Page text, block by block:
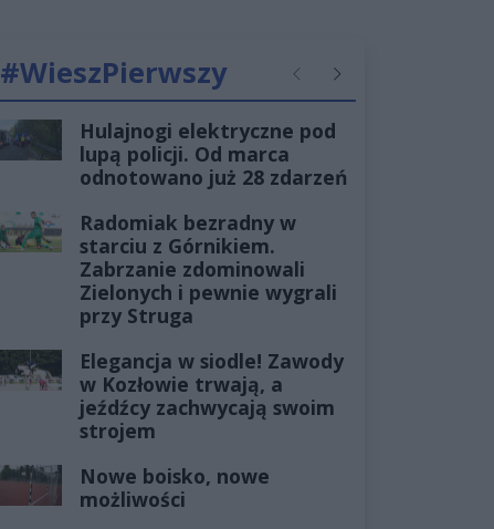
#WieszPierwszy PoprzednieNastępne
Hulajnogi elektryczne pod
lupą policji. Od marca
odnotowano już 28 zdarzeń
Radomiak bezradny w
starciu z Górnikiem.
Zabrzanie zdominowali
Zielonych i pewnie wygrali
przy Struga
Elegancja w siodle! Zawody
w Kozłowie trwają, a
jeźdźcy zachwycają swoim
strojem
Nowe boisko, nowe
możliwości